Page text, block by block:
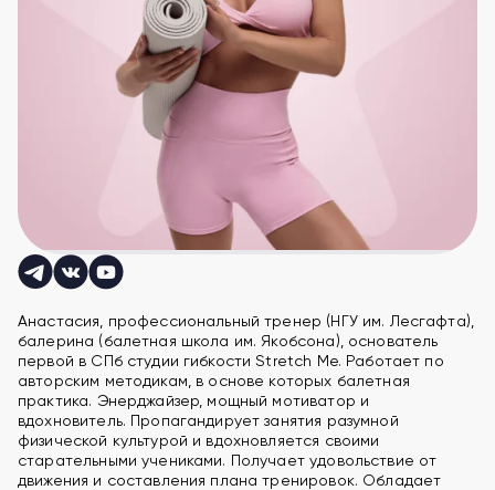
Анастасия, профессиональный тренер (НГУ им. Лесгафта),
балерина (балетная школа им. Якобсона), основатель
первой в СПб студии гибкости Stretch Me. Работает по
авторским методикам, в основе которых балетная
практика. Энерджайзер, мощный мотиватор и
вдохновитель. Пропагандирует занятия разумной
физической культурой и вдохновляется своими
старательными учениками. Получает удовольствие от
движения и составления плана тренировок. Обладает